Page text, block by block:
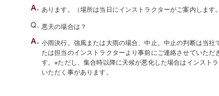
あります。（場所は当日にインストラクターがご案内します
悪天の場合は？
小雨決行。強風または大雨の場合、中止。中止の判断は当
たは担当のインストラクターより事前にご連絡させていた
す。※ただし、集合時以降に天候が悪化した場合はインスト
いただく事があります。